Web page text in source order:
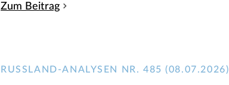
Zum Beitrag
RUSSLAND-ANALYSEN NR. 485 (08.07.2026)